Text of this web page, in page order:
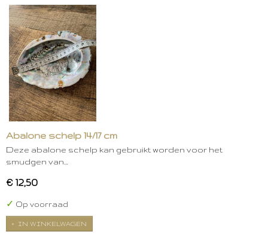
Abalone schelp 14/17 cm
Deze abalone schelp kan gebruikt worden voor het
smudgen van…
€ 12,50
✓ Op voorraad
IN WINKELWAGEN